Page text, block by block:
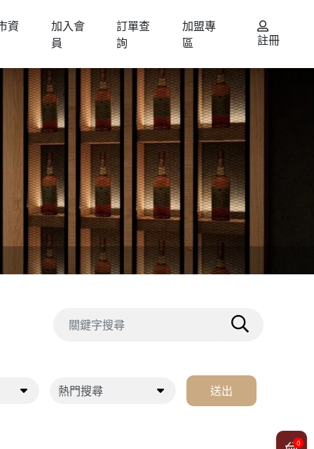
資
加入會
員
訂單查
詢
加盟專
區
註冊
0
送出